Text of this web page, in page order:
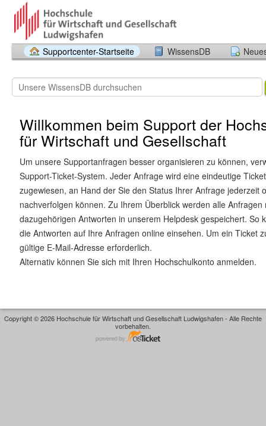
Supportcenter-Startseite WissensDB
Willkommen beim Support der
für Wirtschaft und Gesellschaft
Um unsere Supportanfragen besser organisieren zu können,
Support-Ticket-System. Jeder Anfrage wird eine eindeutige
zugewiesen, an Hand der Sie den Status Ihrer Anfrage jederzeit
nachverfolgen können. Zu Ihrem Überblick werden alle Anfragen
dazugehörigen Antworten in unserem Helpdesk gespeichert. So
die Antworten auf Ihre Anfragen online einsehen. Um ein Ticket
gültige E-Mail-Adresse erforderlich.
Alternativ können Sie sich mit Ihren Hochschulkonto anmelden.
Copyright © 2026 Hochschule für Wirtschaft und Gesellschaft Ludwigshafen - Alle Rechte
vorbehalten.